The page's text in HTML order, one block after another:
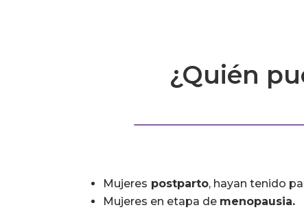
¿Quién
Mujeres postparto, hayan tenido
Mujeres en etapa de menopausia.